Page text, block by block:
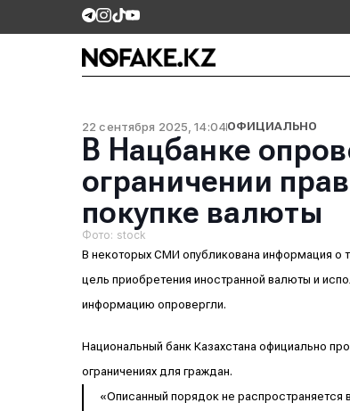
22 сентября 2025, 14:04ОФИЦИАЛЬНО
В Нацбанке
ограничении
покупке валюты
Фото: stock
В некоторых СМИ опубликована информация о
цель приобретения иностранной валюты и
информацию опровергли.
Национальный банк Казахстана официально
ограничениях для граждан.
«Описанный порядок не распространяется